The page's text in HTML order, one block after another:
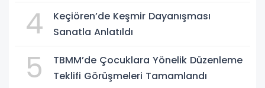
4
Keçiören’de Keşmir Dayanışması
Sanatla Anlatıldı
5
TBMM’de Çocuklara Yönelik Düzenleme
Teklifi Görüşmeleri Tamamlandı